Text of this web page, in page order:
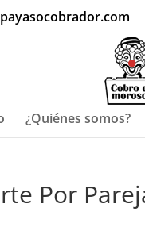
¿Quiénes somos?
Por